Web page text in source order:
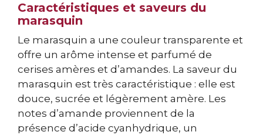
Caractéristiques et saveurs du
marasquin
Le marasquin a une couleur transparente et
offre un arôme intense et parfumé de
cerises amères et d’amandes. La saveur du
marasquin est très caractéristique : elle est
douce, sucrée et légèrement amère. Les
notes d’amande proviennent de la
présence d’acide cyanhydrique, un